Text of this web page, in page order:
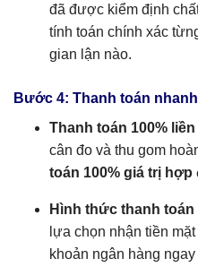
đã được kiểm định
tính toán chính xác
gian lận nào.
Bước 4: Thanh toán
Thanh toán 100% liền
cân đo và thu gom
toán 100% giá trị hợp
Hình thức thanh toán
lựa chọn nhận tiền
khoản ngân hàng